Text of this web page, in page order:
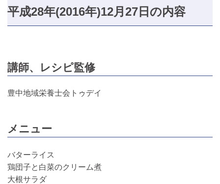
平成28年(2016年)12月27日の内容
講師、レシピ監修
豊中地域栄養士会トゥデイ
メニュー
バターライス
鶏団子と白菜のクリーム煮
大根サラダ